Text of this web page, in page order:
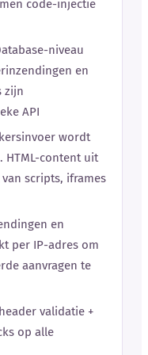
code-injectie
niveau
en
zijn
API
wordt
HTML-content uit
scripts, iframes
en
per IP-adres om
aanvragen te
validatie +
op alle